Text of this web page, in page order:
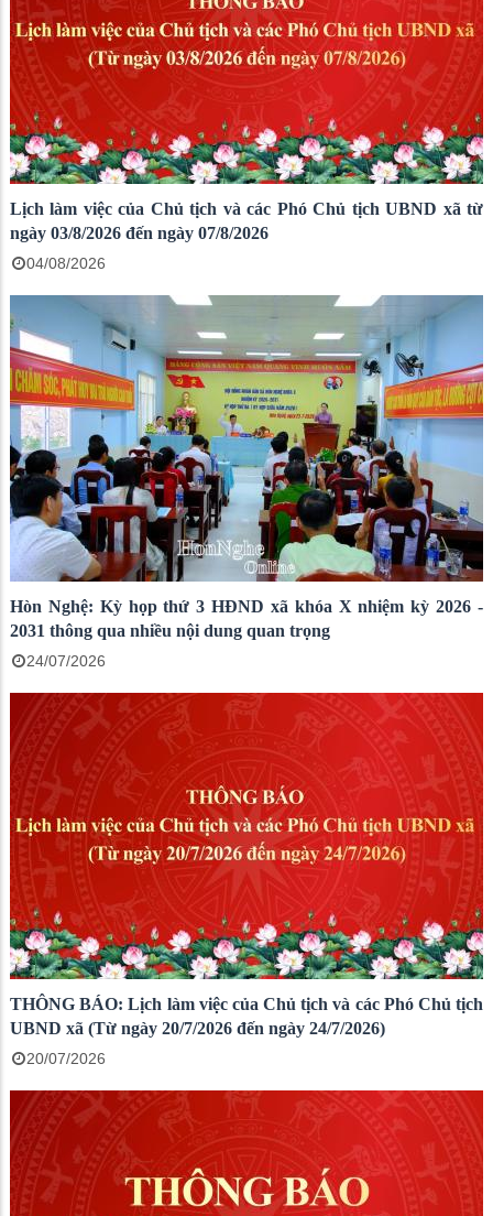
Lịch làm việc của Chủ tịch và các Phó Chủ tịch UBND xã từ
ngày 03/8/2026 đến ngày 07/8/2026
04/08/2026
Hòn Nghệ: Kỳ họp thứ 3 HĐND xã khóa X nhiệm kỳ 2026 -
2031 thông qua nhiều nội dung quan trọng
24/07/2026
THÔNG BÁO: Lịch làm việc của Chủ tịch và các Phó Chủ tịch
UBND xã (Từ ngày 20/7/2026 đến ngày 24/7/2026)
20/07/2026